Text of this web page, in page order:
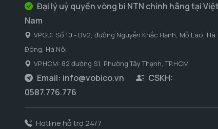
Đại lý uỷ quyền vòng bi NTN chính hãng tại Việt
Nam
VPGD: Số 10 - DV2, đường Nguyễn Khắc Hạnh, Mỗ Lao, Hà
Đông, Hà Nôi
VP.HCM: 82 đường S1, Phường Tây Thạnh, TP.HCM
Email: info@vobico.vn
CSKH:
0587.776.776
Hotline hỗ trợ 24/7